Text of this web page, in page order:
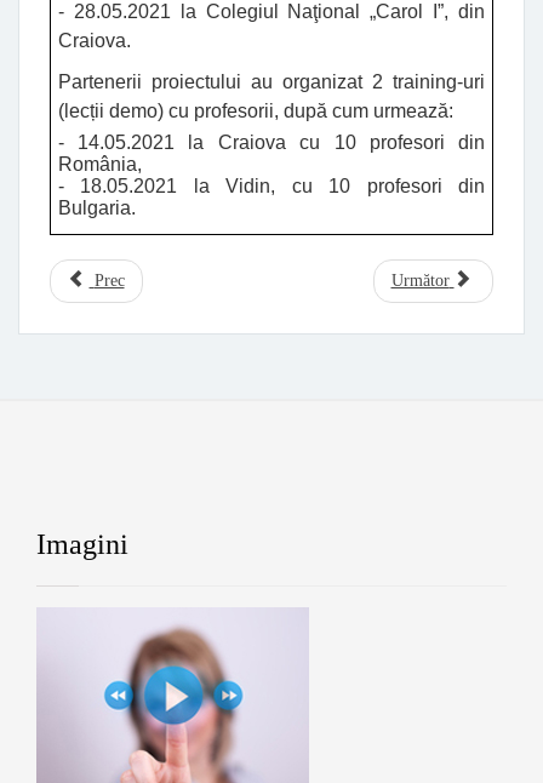
- 28.05.2021 la Colegiul Naţional „Carol I”, din
Craiova.
Partenerii proiectului au organizat 2 training-uri
(lecții demo) cu profesorii, după cum urmează:
- 14.05.2021 la Craiova cu 10 profesori din
România,
- 18.05.2021 la Vidin, cu 10 profesori din
Bulgaria.
Prec Următor
Imagini